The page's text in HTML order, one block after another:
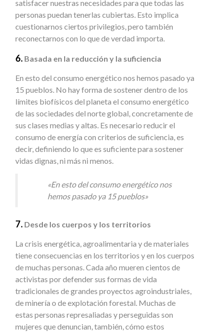
satisfacer nuestras necesidades para que todas las
personas puedan tenerlas cubiertas. Esto implica
cuestionarnos ciertos privilegios, pero también
reconectarnos con lo que de verdad importa.
6. Basada en la reducción y la suficiencia
En esto del consumo energético nos hemos pasado ya
15 pueblos. No hay forma de sostener dentro de los
límites biofísicos del planeta el consumo energético
de las sociedades del norte global, concretamente de
sus clases medias y altas. Es necesario reducir el
consumo de energía con criterios de suficiencia, es
decir, definiendo lo que es suficiente para sostener
vidas dignas, ni más ni menos.
«En esto del consumo energético nos
hemos pasado ya 15 pueblos»
7. Desde los cuerpos y los territorios
La crisis energética, agroalimentaria y de materiales
tiene consecuencias en los territorios y en los cuerpos
de muchas personas. Cada año mueren cientos de
activistas por defender sus formas de vida
tradicionales de grandes proyectos agroindustriales,
de minería o de explotación forestal. Muchas de
estas personas represaliadas y perseguidas son
mujeres que denuncian, también, cómo estos